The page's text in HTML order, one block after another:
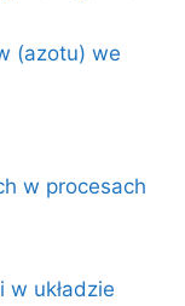
(azotu) we
w procesach
układzie